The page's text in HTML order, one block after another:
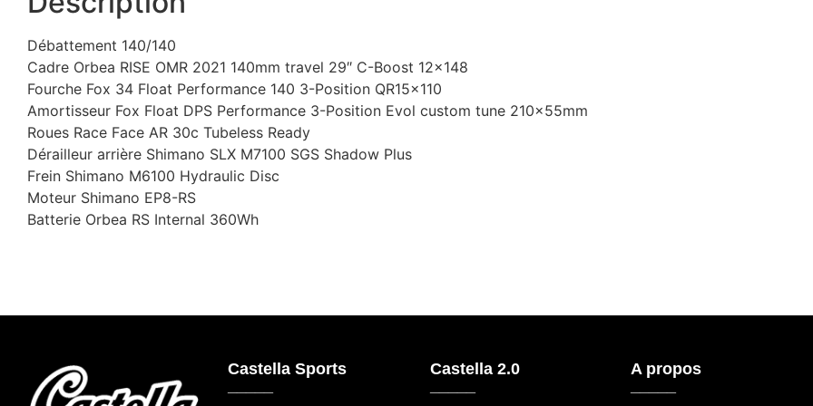
Débattement 140/140
Cadre Orbea RISE OMR 2021 140mm travel 29″ C-Boost 12×148
Fourche Fox 34 Float Performance 140 3-Position QR15x110
Amortisseur Fox Float DPS Performance 3-Position Evol custom tune 210x55mm
Roues Race Face AR 30c Tubeless Ready
Dérailleur arrière Shimano SLX M7100 SGS Shadow Plus
Frein Shimano M6100 Hydraulic Disc
Moteur Shimano EP8-RS
Batterie Orbea RS Internal 360Wh
Castella Sports
Castella 2.0
A propos